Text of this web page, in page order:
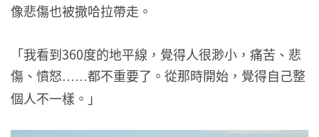
像悲傷也被撒哈拉帶走。
「我看到360度的地平線，覺得人很渺小，痛苦、悲
傷、憤怒……都不重要了。從那時開始，覺得自己整
個人不一樣。」